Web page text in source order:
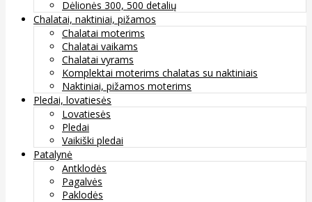
Dėlionės 300, 500 detalių
Chalatai, naktiniai, pižamos
Chalatai moterims
Chalatai vaikams
Chalatai vyrams
Komplektai moterims chalatas su naktiniais
Naktiniai, pižamos moterims
Pledai, lovatiesės
Lovatiesės
Pledai
Vaikiški pledai
Patalynė
Antklodės
Pagalvės
Paklodės